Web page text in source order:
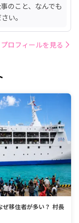
のこと、なんでも
い。
プロフィールを見る
ぜ移住者が多い？ 村長